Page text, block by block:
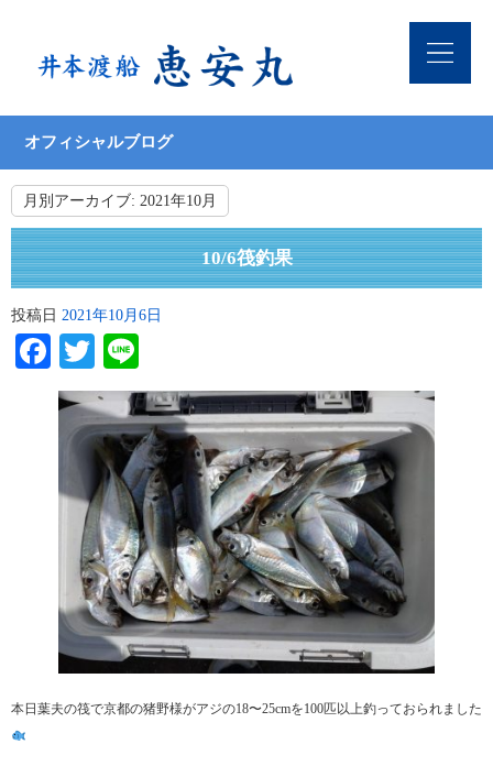
オフィシャルブログ
月別アーカイブ: 2021年10月
10/6筏釣果
投稿日 2021年10月6日
Facebook
Twitter
本日葉夫の筏で京都の猪野様がアジの18〜25cmを100匹以上釣っておられました